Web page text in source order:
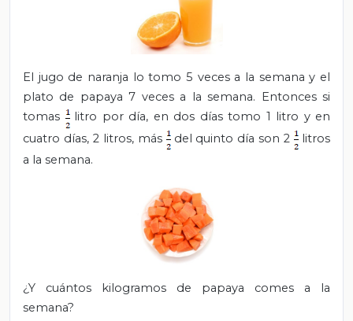
El jugo de naranja lo tomo 5 veces a la semana y el
plato de papaya 7 veces a la semana. Entonces si
tomas
litro por día, en dos días tomo 1 litro y en
cuatro días, 2 litros, más
del quinto día son 2
litros
a la semana.
¿Y cuántos kilogramos de papaya comes a la
semana?